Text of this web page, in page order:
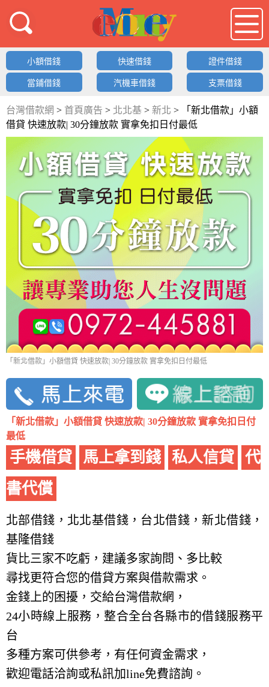
借錢LOGO
小額借錢 快速借錢 證件借錢
當鋪借錢 汽機車借錢 支票借錢
台灣借款網 > 首頁廣告 > 北北基 > 新北 >
「新北借款」小額
借貸 快速放款| 30分鐘放款 實拿免扣日付最低
「新北借款」小額借貸 快速放款| 30分鐘放款 實拿免扣日付最低
「新北借款」小額借貸 快速放款| 30分鐘放款 實拿免扣日付
最低
手機借貸 馬上拿到錢 私人信貸
代
書代償
北部借錢，北北基借錢，台北借錢，新北借錢，
基隆借錢
貨比三家不吃虧，建議多家詢問、多比較
尋找更符合您的借貸方案與借款需求。
金錢上的困擾，交給台灣借款網，
24小時線上服務，整合全台各縣市的借錢服務平
台
多種方案可供參考，有任何資金需求，
歡迎電話洽詢或私訊加line免費諮詢。